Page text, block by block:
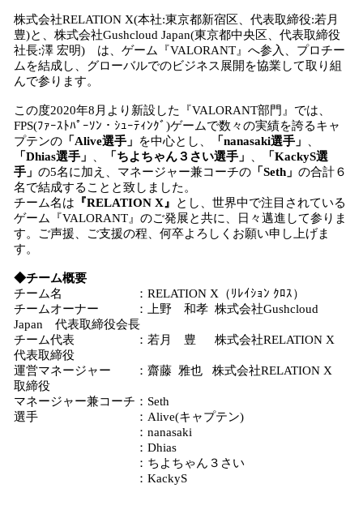
株式会社RELATION X(本社:東京都新宿区、代表取締役:若月
豊)と、株式会社Gushcloud Japan(東京都中央区、代表取締役
社長:澤 宏明) は、ゲーム『VALORANT』へ参入、プロチー
ムを結成し、グローバルでのビジネス展開を協業して取り組
んで参ります。
この度2020年8月より新設した『VALORANT部門』では、
FPS(ﾌｧｰｽﾄﾊﾟｰｿﾝ・ｼｭｰﾃｨﾝｸﾞ)ゲームで数々の実績を誇るキャ
プテンの 「 Alive選手」 を中心とし、 「 nanasaki選手」
「 Dhias選手」 「ちよちゃん３さい選手」 「 KackyS選
手」 の5名に加え、マネージャー兼コーチの 「 Seth 」 の合計６
名で結成することと致しました。
チーム名は 『RELATION X』
とし、世界中で注目されている
ゲーム『VALORANT』のご発展と共に、日々邁進して参りま
す。ご声援、ご支援の程、何卒よろしくお願い申し上げま
す。
◆チーム概要
チーム名 ：RELATION X（ﾘﾚｲｼｮﾝ ｸﾛｽ）
チームオーナー ：上野 和孝 株式会社Gushcloud
Japan 代表取締役会長
チーム代表 ：若月 豊 株式会社RELATION X
代表取締役
運営マネージャー ：齋藤 雅也 株式会社RELATION X
取締役
マネージャー兼コーチ：Seth
選手 ：Alive(キャプテン)
：nanasaki
：Dhias
：ちよちゃん３さい
：KackyS